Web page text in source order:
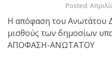
Posted:
H απόφαση του Ανωτάτου
μισθούς των δημοσίων
ΑΠΟΦΑΣΗ-ΑΝΩΤΑΤΟΥ